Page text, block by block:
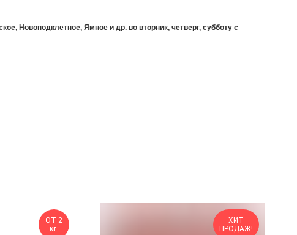
Новоподклетное, Ямное и др. во вторник, четверг, субботу с
ОТ 2
кг.
ХИТ
ПРОДАЖ!